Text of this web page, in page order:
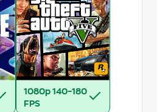
1080p 140–180
FPS